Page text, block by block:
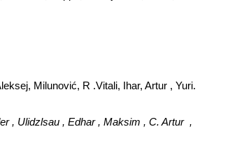
Milunović, R .Vitali, Ihar, Artur , Yuri.
, Ulidzlsau , Edhar , Maksim , C. Artur ,